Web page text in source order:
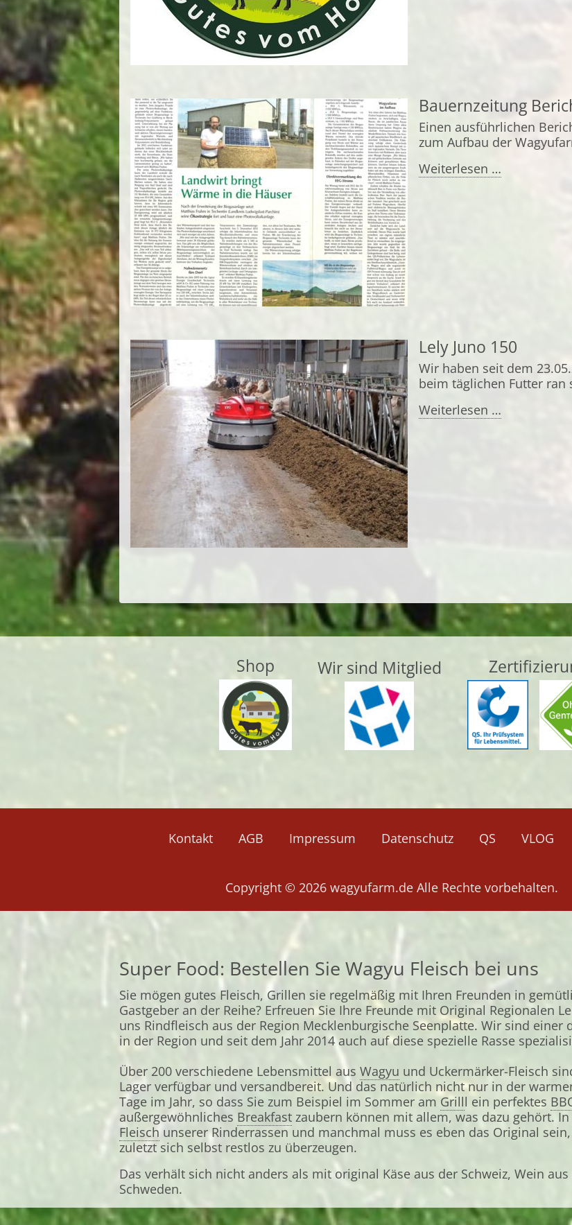
Bauernzeitung
Einen ausführlichen
zum Aufbau der
Weiterlesen …
Bericht
Lely Juno 150
Wir haben seit dem
beim täglichen Futter ran
Weiterlesen …
Juno
Shop Wir sind Mitglied
Navigation
Kontakt AGB Impressum Datenschutz QS VLOG
Copyright © 2026 wagyufarm.de Alle Rechte vorbehalten.
Super Food: Bestellen Sie Wagyu Fleisch bei uns
Sie mögen gutes Fleisch, Grillen sie regelmäßig mit Ihren Freunden in
Gastgeber an der Reihe? Erfreuen Sie Ihre Freunde mit Original Regionalen
uns Rindfleisch aus der Region Mecklenburgische Seenplatte. Wir sind einer
in der Region und seit dem Jahr 2014 auch auf diese spezielle Rasse
Über 200 verschiedene Lebensmittel aus Wagyu und Uckermärker-Fleisch
Lager verfügbar und versandbereit. Und das natürlich nicht nur in der
Tage im Jahr, so dass Sie zum Beispiel im Sommer am Grilll ein perfektes
außergewöhnliches Breakfast zaubern können mit allem, was dazu gehört.
Fleisch unserer Rinderrassen und manchmal muss es eben das Original
zuletzt sich selbst restlos zu überzeugen.
Das verhält sich nicht anders als mit original Käse aus der Schweiz, Wein
Schweden.